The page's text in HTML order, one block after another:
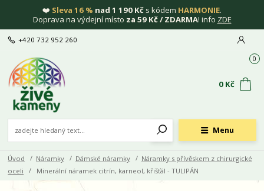
❤️ Sleva 16 % nad 1 190 Kč s kódem HARMONIE.
Doprava na výdejní místo za 59 Kč / ZDARMA! info ZDE
Menu
+420 732 952 260
0
0 Kč
Úvod Náramky Dámské náramky
Náramky s přívěskem z chirurgické
oceli
Minerální náramek citrín, karneol, křišťál - TULIPÁN